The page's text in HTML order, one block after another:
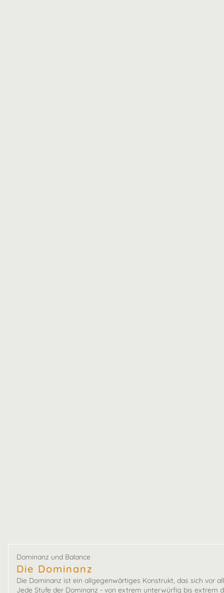
Dominanz und Balance
Die Dominanz
Die Dominanz ist ein allgegenwärtiges Konstrukt, das sich vor
Jede Stufe der Dominanz - von extrem unterwürfig bis extrem